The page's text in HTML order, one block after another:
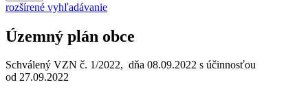
rozšírené vyhľadávanie
Územný plán obce
Schválený VZN č. 1/2022, dňa 08.09.2022 s účinnosťou
od 27.09.2022